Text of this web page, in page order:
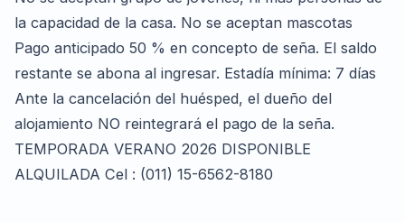
la capacidad de la casa. No se aceptan mascotas
Pago anticipado 50 % en concepto de seña. El saldo
restante se abona al ingresar. Estadía mínima: 7 días
Ante la cancelación del huésped, el dueño del
alojamiento NO reintegrará el pago de la seña.
TEMPORADA VERANO 2026 DISPONIBLE
ALQUILADA Cel : (011) 15-6562-8180